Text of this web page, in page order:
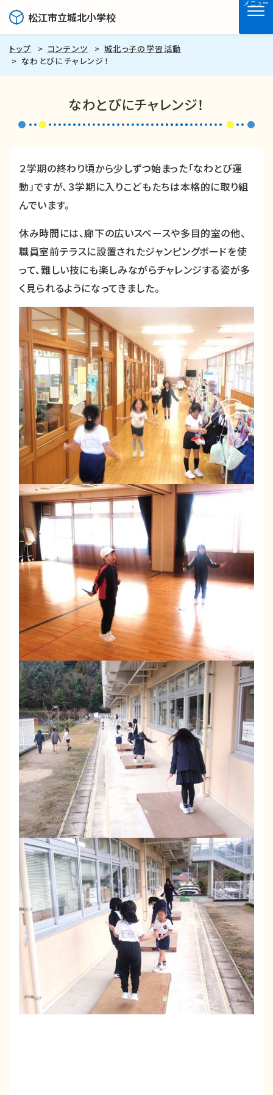
松江市立城北小学校
メニュー
トップ コンテンツ
城北っ子の学習活動
なわとびにチャレンジ！
なわとびにチャレンジ！
２学期の終わり頃から少しずつ始まった「なわとび運
動」ですが、３学期に入りこどもたちは本格的に取り組
んでいます。
休み時間には、廊下の広いスペースや多目的室の他、
職員室前テラスに設置されたジャンピングボードを使
って、難しい技にも楽しみながらチャレンジする姿が多
く見られるようになってきました。